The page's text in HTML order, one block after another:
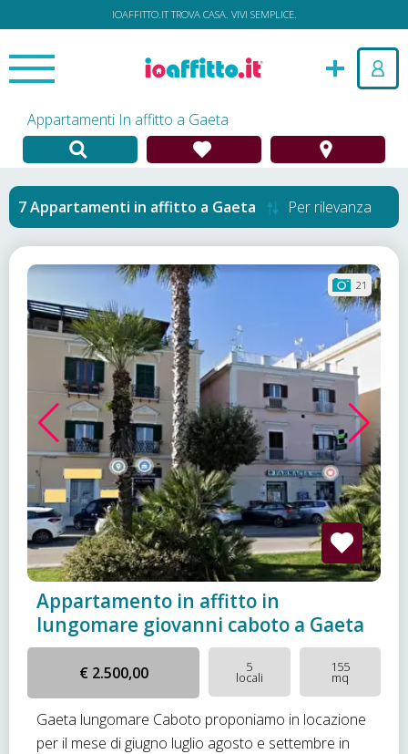
IOAFFITTO.IT TROVA CASA. VIVI SEMPLICE.
Appartamenti In affitto a Gaeta
Appartamenti in affitto a Gaeta Per rilevanza
21
Appartamento in affitto in
lungomare giovanni caboto a Gaeta
€ 2.500,00 5
locali
155
mq
Gaeta lungomare Caboto proponiamo in locazione
per il mese di giugno luglio agosto e settembre in